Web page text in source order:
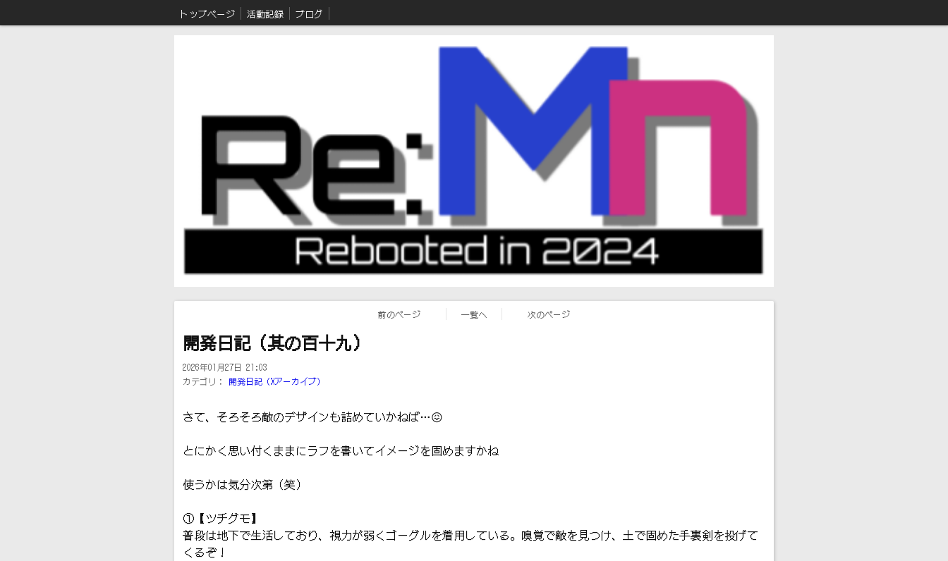
トップページ 活動記録 ブログ
前のページ 一覧へ 次のページ
開発日記（其の百十九）
2026年01月27日 21:03
カテゴリ：
開発日記（Xアーカイブ）
さて、そろそろ敵のデザインも詰めていかねば…😖
とにかく思い付くままにラフを書いてイメージを固めますかね
使うかは気分次第（笑）
①【ツチグモ】
普段は地下で生活しており、視力が弱くゴーグルを着用している。嗅覚で敵を見つけ、土で固めた手裏剣を投げて
くるぞ！